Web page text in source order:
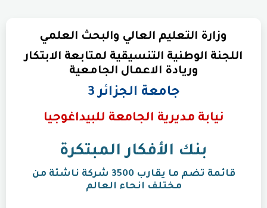
وزارة التعليم العالي والبحث العلمي
اللجنة الوطنية التنسيقية لمتابعة الابتكار
وريادة الاعمال الجامعية
جامعة الجزائر 3
نيابة مديرية الجامعة للبيداغوجيا
بنك الأفكار المبتكرة
قائمة تضم ما يقارب 3500 شركة ناشئة من
مختلف انحاء العالم